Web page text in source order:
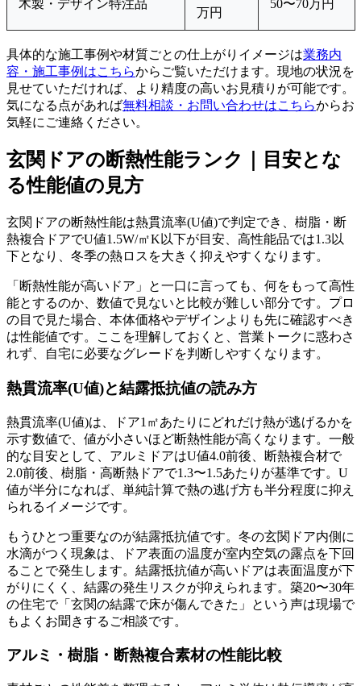
木製・デザイン特注品
万円
50〜70万円
具体的な施工事例や材質ごとの仕上がりイメージは業務内
容・施工事例はこちらからご覧いただけます。現地の状況を
見せていただければ、より精度の高いお見積りが可能です。
気になる点があれば無料相談・お問い合わせはこちらからお
気軽にご連絡ください。
玄関ドアの断熱性能ランク｜目安とな
る性能値の見方
玄関ドアの断熱性能は熱貫流率(U値)で判定でき、樹脂・断
熱複合ドアでU値1.5W/㎡K以下が目安、高性能品では1.3以
下となり、冬季の熱ロスを大きく抑えやすくなります。
「断熱性能が高いドア」と一口に言っても、何をもって高性
能とするのか、数値で見ないと比較が難しい部分です。プロ
の目で見た場合、本体価格やデザインよりも先に確認すべき
は性能値です。ここを理解しておくと、営業トークに惑わさ
れず、自宅に必要なグレードを判断しやすくなります。
熱貫流率(U値)と結露抵抗値の読み方
熱貫流率(U値)は、ドア1㎡あたりにどれだけ熱が逃げるかを
示す数値で、値が小さいほど断熱性能が高くなります。一般
的な目安として、アルミドアはU値4.0前後、断熱複合材で
2.0前後、樹脂・高断熱ドアで1.3〜1.5あたりが基準です。U
値が半分になれば、単純計算で熱の逃げ方も半分程度に抑え
られるイメージです。
もうひとつ重要なのが結露抵抗値です。冬の玄関ドア内側に
水滴がつく現象は、ドア表面の温度が室内空気の露点を下回
ることで発生します。結露抵抗値が高いドアは表面温度が下
がりにくく、結露の発生リスクが抑えられます。築20〜30年
の住宅で「玄関の結露で床が傷んできた」という声は現場で
もよくお聞きするご相談です。
アルミ・樹脂・断熱複合素材の性能比較